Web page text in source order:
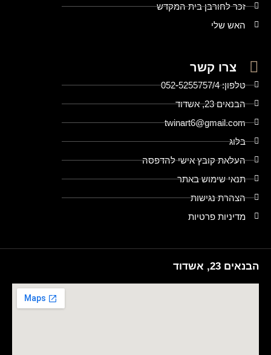
זכר לחורבן בית המקדש
האש שלי
צרו קשר
טלפון: 052-5255757/4
הבנאים 23, אשדוד
twinart6@gmail.com
בלוג
העלאת קובץ אישי להדפסה
תנאי שימוש באתר
הצהרת נגישות
מדיניות פרטיות
הבנאים 23, אשדוד